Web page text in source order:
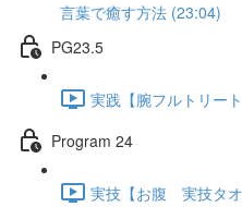
言葉で癒す方法 (23:04)
PG23.5
実践【腕フルトリー
Program 24
実技【お腹 実技タ